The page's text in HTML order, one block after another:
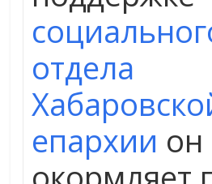
отдела
епархии он